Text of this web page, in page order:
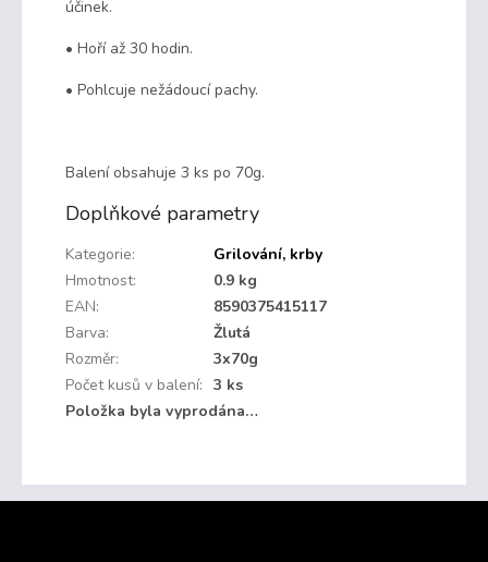
účinek.
• Hoří až 30 hodin.
• Pohlcuje nežádoucí pachy.
Balení obsahuje 3 ks po 70g.
Doplňkové parametry
Kategorie:
Grilování, krby
Hmotnost:
0.9 kg
EAN:
8590375415117
Barva:
Žlutá
Rozměr:
3x70g
Počet kusů v balení: 3 ks
Položka byla vyprodána…
Z